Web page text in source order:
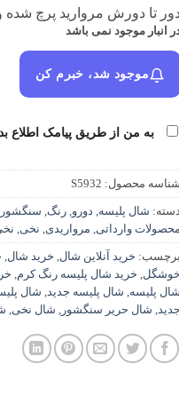
تا دورش مروارید پرچ شده
انبار موجود نمی باشد
موجود شد، خبرم کن
به من از طریق پیامک اطلاع
شناسه محصول: S5932
دسته: شال پلیسه دورو رنگ سنگشور
محصولات وارداتی مرواریدی نخی
برچسب: خرید آنلاین شال خرید شال
خوشگل خرید شال پلیسه رنگ کرم
شال پلیسه شال پلیسه جدید شال
جدید
شال حریر سنگشور شال نخی